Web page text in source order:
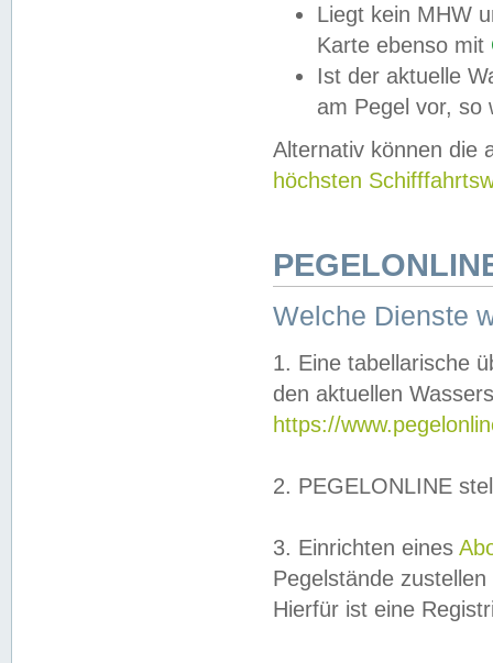
Liegt kein MHW
Karte ebenso mit
Ist der aktuelle
am Pegel vor,
Alternativ können die
höchsten
Welche Dienste
1. Eine tabellarische
den aktuellen
https://
2. PEGELONLINE
3. Einrichten eines
Pegelstände
Hierfür ist eine